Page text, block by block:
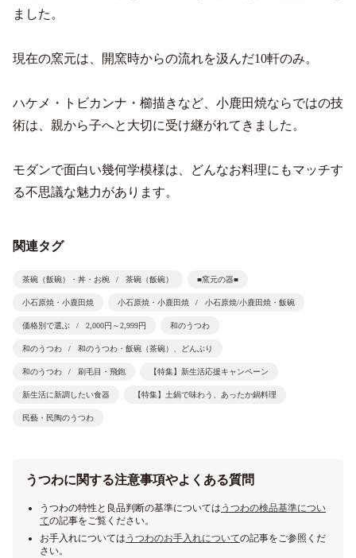
ました。
現在の窯元は、開窯時からの流れを汲んだ10軒のみ。
ハケメ・トビカンナ・櫛描きなど、小鹿田焼ならではの技
術は、親から子へと大切に受け継がれてきました。
モダンで面白い幾何学模様は、どんなお料理にもマッチす
る不思議な魅力があります。
関連タグ
茶碗（飯碗）・丼・お椀 茶碗（飯碗） ■窯元の器■
小石原焼・小鹿田焼 小石原焼・小鹿田焼 小石原焼/小鹿田焼・飯碗
価格別で選ぶ 2,000円～2,999円 和のうつわ
和のうつわ 和のうつわ・飯碗（茶碗）、どんぶり
和のうつわ 刷毛目・飛鉋 【特集】新生活応援キャンペーン
新生活に新調したい食器 【特集】土鍋で味わう、あったか鍋料理
民藝・民陶のうつわ
うつわに関する注意事項やよくある質問
うつわの特性と良品判断の基準については うつわの検品基準につい
ての記事をご覧ください。
お手入れについては うつわのお手入れについての記事をご参照くだ
さい。